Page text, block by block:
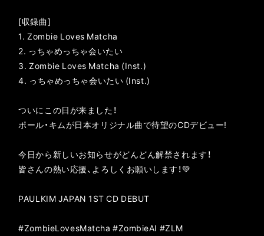
[収録曲]
1. Zombie Loves Matcha
2. っちゃめっちゃ会いたい
3. Zombie Loves Matcha (Inst.)
4. っちゃめっちゃ会いたい (Inst.)
ついにこの日が来ました！
ポール・キムが日本オリジナル曲で待望のCDデビュー!
今日から新しいお知らせがどんどん解禁されます！
皆さんの熱い応援、よろしくお願いします！💚
PAULKIM JAPAN 1ST CD DEBUT
#ZombieLovesMatcha #ZombieAI #ZLM